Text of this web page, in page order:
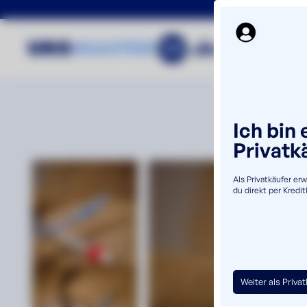
Ich bin
Als Privatkäufer
du direkt per
Weiter als